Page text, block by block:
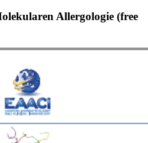
Allergologie (free